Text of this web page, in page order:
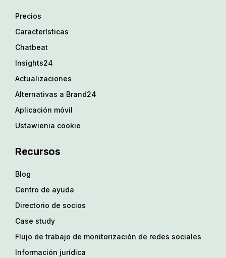
Precios
Características
Chatbeat
Insights24
Actualizaciones
Alternativas a Brand24
Aplicación móvil
Ustawienia cookie
Recursos
Blog
Centro de ayuda
Directorio de socios
Case study
Flujo de trabajo de monitorización de redes sociales
Información jurídica